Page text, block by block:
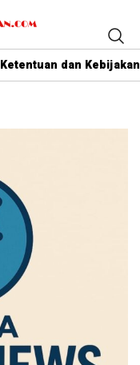
Ketentuan dan